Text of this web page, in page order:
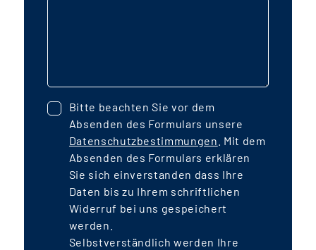
Bitte beachten Sie vor dem
Absenden des Formulars unsere
Datenschutzbestimmungen . Mit dem
Absenden des Formulars erklären
Sie sich einverstanden dass Ihre
Daten bis zu Ihrem schriftlichen
Widerruf bei uns gespeichert
werden.
Selbstverständlich werden Ihre